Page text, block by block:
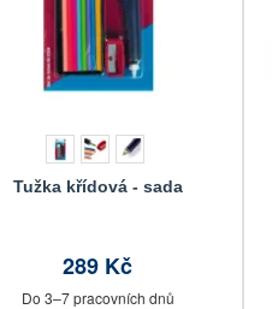
Tužka křídová - sada
289 Kč
Do 3–7 pracovních dnů